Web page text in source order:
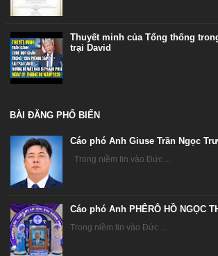
Thuyết minh của Tổng thống
trại David
BÀI ĐĂNG PHỔ BIẾN
Cáo phó Anh Giuse Trần Ngọc
Trong niềm tin vào Đức ...
Cáo phó Anh PHÊRÔ HỒ NGỌC
Trong niềm tin vào Đức ...